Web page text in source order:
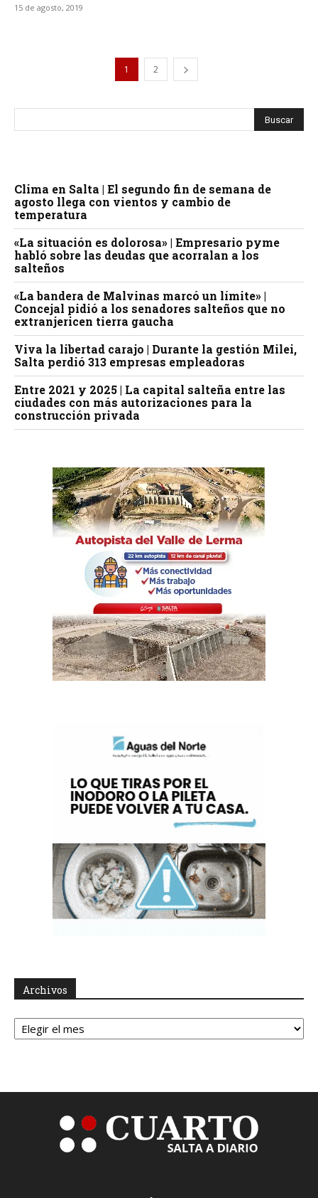
15 de agosto, 2019
1 2
Clima en Salta | El segundo fin de semana de
agosto llega con vientos y cambio de
temperatura
«La situación es dolorosa» | Empresario pyme
habló sobre las deudas que acorralan a los
salteños
«La bandera de Malvinas marcó un límite» |
Concejal pidió a los senadores salteños que no
extranjericen tierra gaucha
Viva la libertad carajo | Durante la gestión Milei,
Salta perdió 313 empresas empleadoras
Entre 2021 y 2025 | La capital salteña entre las
ciudades con más autorizaciones para la
construcción privada
Archivos
Archivos